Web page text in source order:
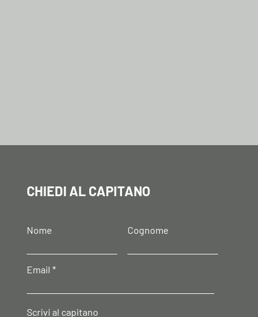
CHIEDI AL CAPITANO
Nome Cognome
Email
Scrivi al capitano